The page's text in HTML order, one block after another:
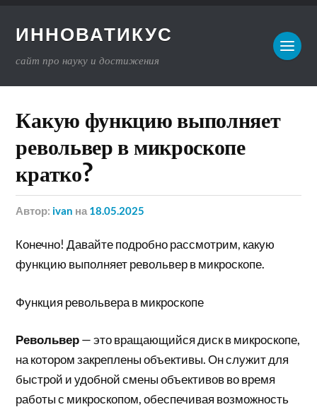
ИННОВАТИКУС
сайт про науку и достижения
Какую функцию выполняет
револьвер в микроскопе
кратко?
Автор: ivan на 18.05.2025
Конечно! Давайте подробно рассмотрим, какую
функцию выполняет револьвер в микроскопе.
Функция револьвера в микроскопе
Револьвер— это вращающийся диск в микроскопе,
на котором закреплены объективы. Он служит для
быстрой и удобной смены объективов во время
работы с микроскопом, обеспечивая возможность